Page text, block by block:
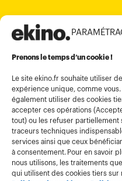
Prenons le temps d’un cookie !
Le site ekino.fr souhaite utiliser
expérience unique, comme
également utiliser des cookies
accepter ces opérations
tout) ou les refuser partiellement
traceurs techniques
services ainsi que ceux
à consentement. Pour en savoir
nous utilisons, les traitements
qui utilisent des cookies tiers
Conditions